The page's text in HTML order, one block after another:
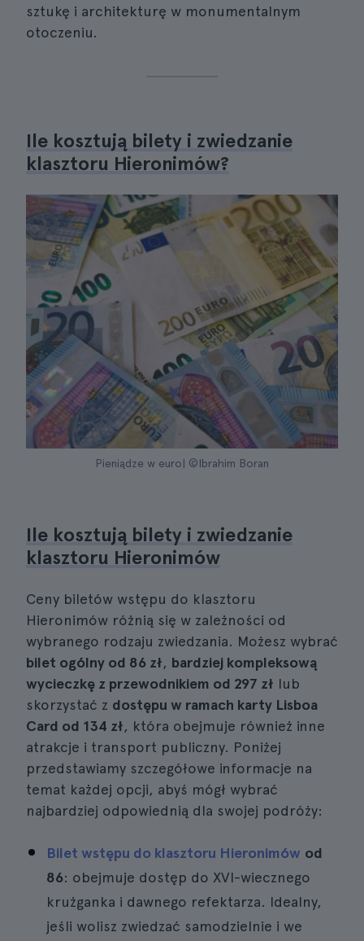
sztukę i architekturę w monumentalnym
otoczeniu.
Ile kosztują bilety i zwiedzanie
klasztoru Hieronimów?
Pieniądze w euro| ©Ibrahim Boran
Ile kosztują bilety i zwiedzanie
klasztoru Hieronimów
Ceny biletów wstępu do klasztoru
Hieronimów różnią się w zależności od
wybranego rodzaju zwiedzania. Możesz wybrać
bilet ogólny od 86 zł, bardziej kompleksową
wycieczkę z przewodnikiem od 297 zł lub
skorzystać z dostępu w ramach karty Lisboa
Card od 134 zł, która obejmuje również inne
atrakcje i transport publiczny. Poniżej
przedstawiamy szczegółowe informacje na
temat każdej opcji, abyś mógł wybrać
najbardziej odpowiednią dla swojej podróży:
Bilet wstępu do klasztoru Hieronimów od
86: obejmuje dostęp do XVI-wiecznego
krużganka i dawnego refektarza. Idealny,
jeśli wolisz zwiedzać samodzielnie i we